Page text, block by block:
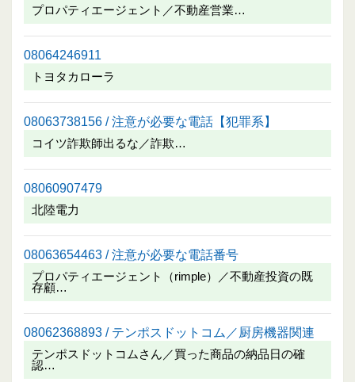
プロパティエージェント／不動産営業…
08064246911
トヨタカローラ
08063738156 / 注意が必要な電話【犯罪系】
コイツ詐欺師出るな／詐欺…
08060907479
北陸電力
08063654463 / 注意が必要な電話番号
プロパティエージェント（rimple）／不動産投資の既
存顧…
08062368893 / テンポスドットコム／厨房機器関連
テンポスドットコムさん／買った商品の納品日の確
認…